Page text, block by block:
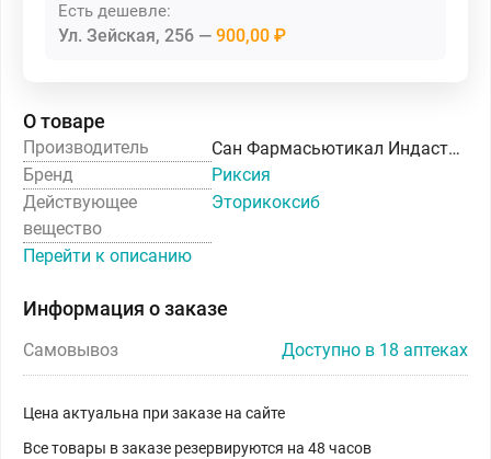
Есть дешевле:
Ул. Зейская, 256 900,00 ₽
О товаре
Производитель
Сан Фармасьютикал Индастриз Лтд.
Бренд
Риксия
Действующее
вещество
Эторикоксиб
Перейти к описанию
Информация о заказе
Самовывоз Доступно в 18 аптеках
Цена актуальна при заказе на сайте
Все товары в заказе резервируются на 48 часов